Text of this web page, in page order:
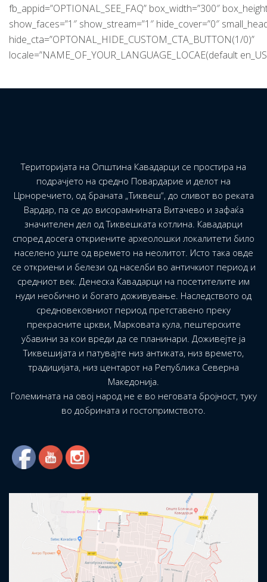
fb_appid=”OPTIONAL_SEE_FAQ” box_width=”300″
show_faces=”1″ show_stream=”1″ hide_cover=”0″
hide_cta=”OPTONAL_HIDE_CUSTOM_CTA_BUTTON(1/0)”
locale=”NAME_OF_YOUR_LANGUAGE_LOCAE(default
Територијата на Општина Кавадарци се простира на
подрачјето на средно Повардарие и делот на
Црноречието, од браната „Тиквеш“, до сливот во реката
Вардар, па се до висорамнината Витачево и зафаќа
значителен дел од Тиквешката котлина. Кавадарци
според досега откриените археолошки локалитети било
населено уште од времето на неолитот. Исто така овде
се откриени и белези од населби во античкиот период и
средниот век. Денеска Кавадарци на посетителите им
нуди необично и богато доживување. Наследството од
средновековниот период претставено преку
прекрасните цркви, Марковата кула, пештерските
убавини за кои вреди да се планинари. Доживејте ја
Тиквешијата и патувајте низ антиката, низ времето,
традицијата, низ центарот на Република Северна
Македонија.
Големината на овој народ не е во неговата бројност, туку
во добрината и гостопримството.